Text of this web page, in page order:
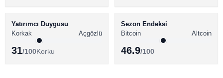
BİTCOİN HABERLERİ
ALTCOİN HABERLERİ
Yatırımcı Duygusu
Korkak
Açgözlü
31/100Korku
Sezon Endeksi
Bitcoin
Altcoin
46.9/100